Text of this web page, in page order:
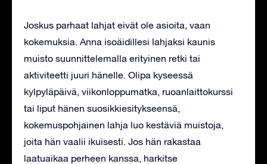
Joskus parhaat lahjat eivät ole asioita, vaan
kokemuksia. Anna isoäidillesi lahjaksi kaunis
muisto suunnittelemalla erityinen retki tai
aktiviteetti juuri hänelle. Olipa kyseessä
kylpyläpäivä, viikonloppumatka, ruoanlaittokurssi
tai liput hänen suosikkiesitykseensä,
kokemuspohjainen lahja luo kestäviä muistoja,
joita hän vaalii ikuisesti. Jos hän rakastaa
laatuaikaa perheen kanssa, harkitse